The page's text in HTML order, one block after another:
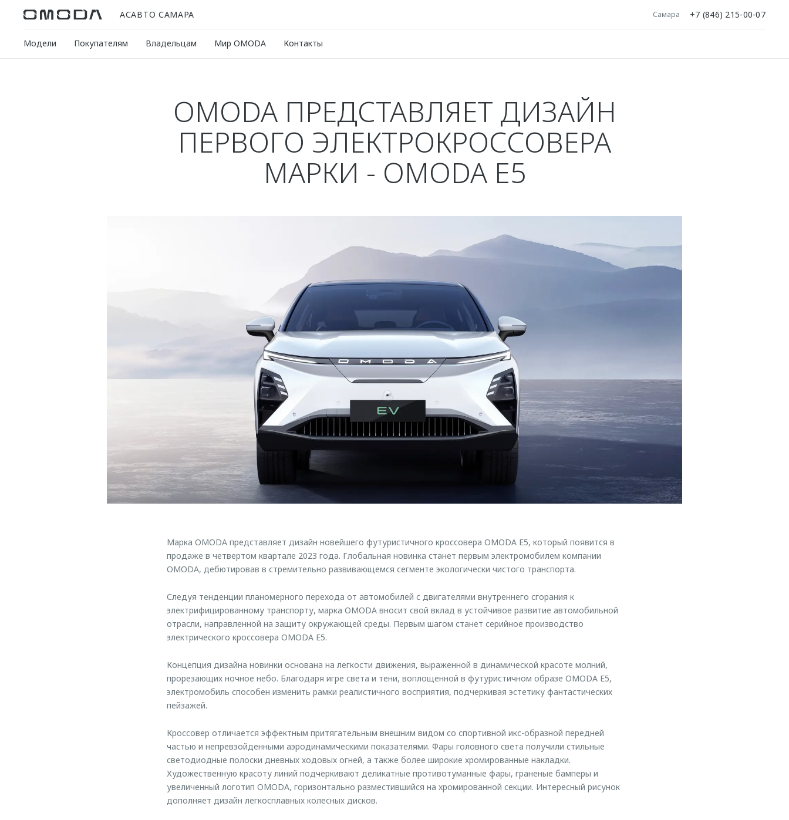
АСАВТО САМАРА Самара +7 (846) 215-00-07
Модели Покупателям Владельцам Мир OMODA Контакты
OMODA ПРЕДСТАВЛЯЕТ ДИЗАЙН
ПЕРВОГО ЭЛЕКТРОКРОССОВЕРА
МАРКИ - OMODA E5
Марка OMODA представляет дизайн новейшего футуристичного кроссовера OMODA E5, который появится в
продаже в четвертом квартале 2023 года. Глобальная новинка станет первым электромобилем компании
OMODA, дебютировав в стремительно развивающемся сегменте экологически чистого транспорта.
Следуя тенденции планомерного перехода от автомобилей с двигателями внутреннего сгорания к
электрифицированному транспорту, марка OMODA вносит свой вклад в устойчивое развитие автомобильной
отрасли, направленной на защиту окружающей среды. Первым шагом станет серийное производство
электрического кроссовера OMODA E5.
Концепция дизайна новинки основана на легкости движения, выраженной в динамической красоте молний,
прорезающих ночное небо. Благодаря игре света и тени, воплощенной в футуристичном образе OMODA E5,
электромобиль способен изменить рамки реалистичного восприятия, подчеркивая эстетику фантастических
пейзажей.
Кроссовер отличается эффектным притягательным внешним видом со спортивной икс-образной передней
частью и непревзойденными аэродинамическими показателями. Фары головного света получили стильные
светодиодные полоски дневных ходовых огней, а также более широкие хромированные накладки.
Художественную красоту линий подчеркивают деликатные противотуманные фары, граненые бамперы и
увеличенный логотип OMODA, горизонтально разместившийся на хромированной секции. Интересный рисунок
дополняет дизайн легкосплавных колесных дисков.